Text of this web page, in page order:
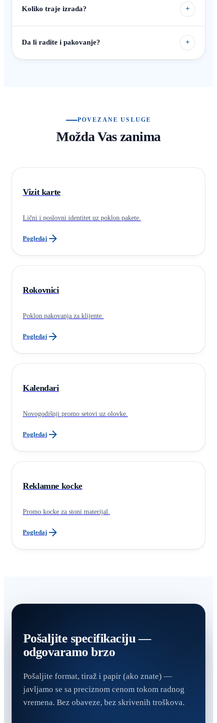
Koliko traje izrada? +
Da li radite i pakovanje? +
POVEZANE USLUGE
Možda Vas zanima
Vizit karte
Lični i poslovni identitet uz poklon pakete.
Pogledaj
Rokovnici
Poklon pakovanja za klijente.
Pogledaj
Kalendari
Novogodišnji promo setovi uz olovke.
Pogledaj
Reklamne kocke
Promo kocke za stoni materijal.
Pogledaj
Pošaljite specifikaciju —
odgovaramo brzo
Pošaljite format, tiraž i papir (ako znate) —
javljamo se sa preciznom cenom tokom radnog
vremena. Bez obaveze, bez skrivenih troškova.